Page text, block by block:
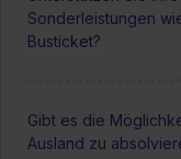
Sonderleistungen
Busticket?
Gibt es die
Ausland zu